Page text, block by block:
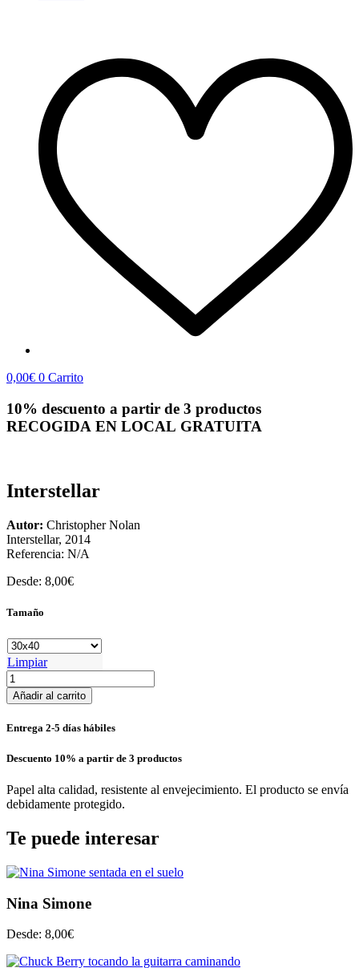
0,00€ 0 Carrito
10% descuento a partir de 3 productos
RECOGIDA EN LOCAL GRATUITA
Interstellar
Autor: Christopher Nolan
Interstellar, 2014
Referencia: N/A
Desde: 8,00€
Tamaño
Limpiar
Interstellar
cantidad
Añadir al carrito
Entrega 2-5 días hábiles
Descuento 10% a partir de 3 productos
Papel alta calidad, resistente al envejecimiento. El producto se envía
debidamente protegido.
Te puede interesar
Nina Simone
Desde: 8,00€